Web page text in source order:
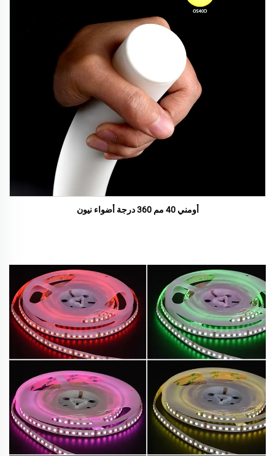
أومني 40 مم 360 درجة أضواء نيون